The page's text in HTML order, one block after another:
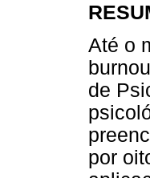
Até o
de
por